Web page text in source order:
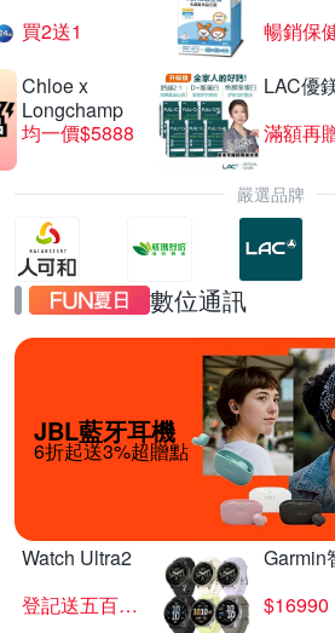
買2送1
暢銷保
Chloe x
Longchamp
均一價$5888
LAC優
滿額再
嚴選品牌
數位通訊
JBL藍牙耳機
6折起送3%超贈點
Watch Ultra2
登記送五百超贈點
Garmin
$16990